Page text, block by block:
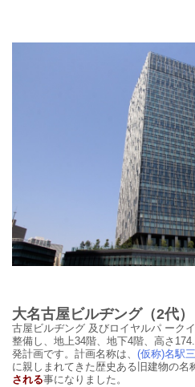
大名古屋ビルヂング（2代）
古屋ビルヂング 及びロイヤルパ ーク
整備し、地上34階、地下4階、高さ
発計画です。計画名称は、 (仮称)名駅
に親しまれてきた歴史ある旧建物の名
される事になりました。